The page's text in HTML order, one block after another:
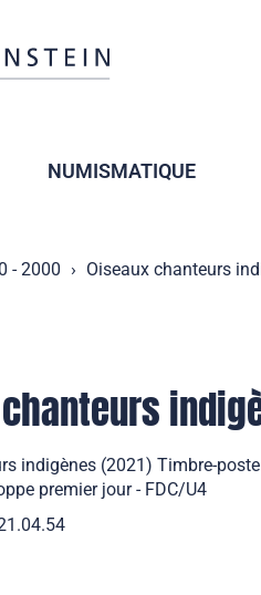
NUMISMATIQUE
- 2000 Oiseaux chanteurs
indigènes (2021) Timbre-
premier jour - FDC/U4